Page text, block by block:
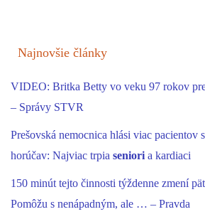
Najnovšie články
VIDEO: Britka Betty vo veku 97 rokov
– Správy STVR
Prešovská nemocnica hlási viac pacientov
horúčav: Najviac trpia senioria kardiaci
150 minút tejto činnosti týždenne zmení
Pomôžu s nenápadným, ale … – Pravda